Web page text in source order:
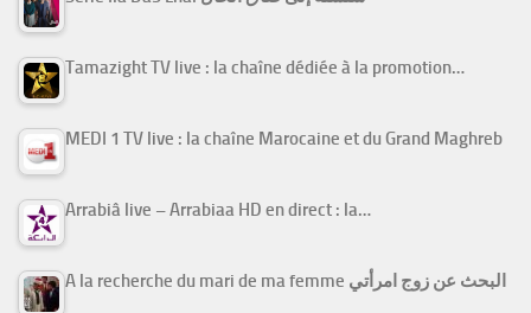
Tamazight TV live : la chaîne dédiée à la promotion…
MEDI 1 TV live : la chaîne Marocaine et du Grand Maghreb
Arrabiâ live – Arrabiaa HD en direct : la…
A la recherche du mari de ma femme البحث عن زوج امرأتي